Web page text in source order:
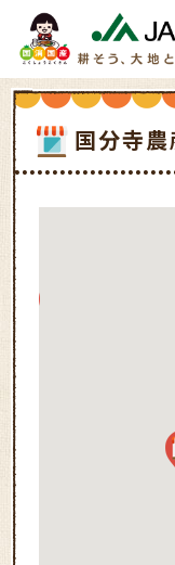
国分寺